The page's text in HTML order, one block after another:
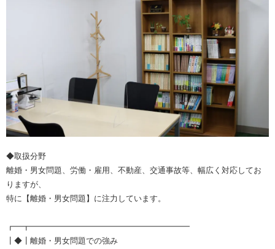
◆取扱分野
離婚・男女問題、労働・雇用、不動産、交通事故等、幅広く対応してお
りますが、
特に【離婚・男女問題】に注力しています。
┏━┳━━━━━━━━━━━━━━━━━━━━
┃◆┃離婚・男女問題での強み